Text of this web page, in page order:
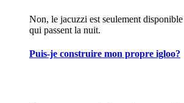
Non, le jacuzzi est seulement
qui passent la nuit.
Puis-je construire mon propre igloo?